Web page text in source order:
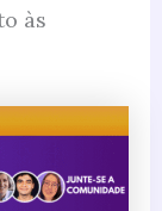
às